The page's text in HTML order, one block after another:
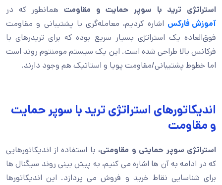
استراتژی ترید با سوپر حمایت و مقاومت همانطور که در
آموزش فارکس اشاره کردیم، معامله‌گری با پشتیبانی و مقاومت
فوق‌العاده یک استراتژی بسیار سریع بوده که برای تریدرهای با
فرکانس بالا طراحی شده است. این یک سیستم مومنتوم روند است
اما خطوط پشتیبانی/مقاومت پویا و استاتیک هم وجود دارند.
اندیکاتورهای استراتژی ترید با سوپر حمایت
و مقاومت
استراتژی سوپر حمایتی و مقاومتی، با استفاده از اندیکاتورهایی
که در ادامه به آن ها اشاره می کنیم، به پیش بینی روند سیگنال ها
برای شناسایی نقاط خرید و فروش می پردازد. این اندیکاتورها